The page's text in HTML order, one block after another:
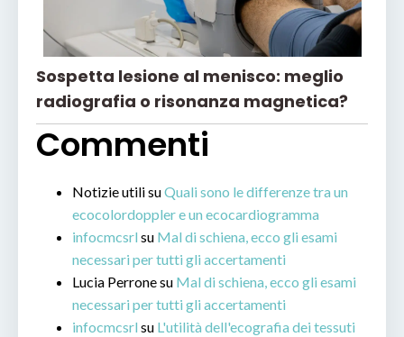
Sospetta lesione al menisco: meglio
radiografia o risonanza magnetica?
Commenti
Notizie utilisuQuali sono le differenze tra un
ecocolordoppler e un ecocardiogramma
infocmcsrl su Mal di schiena, ecco gli esami
necessari per tutti gli accertamenti
Lucia Perronesu Mal di schiena, ecco gli esami
necessari per tutti gli accertamenti
infocmcsrl su L'utilità dell'ecografia dei tessuti